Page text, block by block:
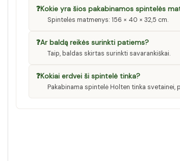
❓Kokie yra šios pakabinamos spintelės
Spintelės matmenys: 156 × 40 × 32,5 cm.
❓Ar baldą reikės surinkti patiems?
Taip, baldas skirtas surinkti savarankiškai.
❓Kokiai erdvei ši spintelė tinka?
Pakabinama spintelė Holten tinka svetainei,